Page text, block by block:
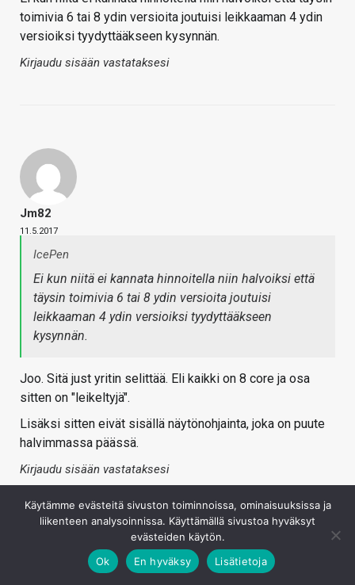
toimivia 6 tai 8 ydin versioita joutuisi leikkaaman 4 ydin
versioiksi tyydyttääkseen kysynnän.
Kirjaudu sisään vastataksesi
Jm82
11.5.2017
IcePen
Ei kun niitä ei kannata hinnoitella niin halvoiksi että
täysin toimivia 6 tai 8 ydin versioita joutuisi
leikkaaman 4 ydin versioiksi tyydyttääkseen
kysynnän.
Joo. Sitä just yritin selittää. Eli kaikki on 8 core ja osa
sitten on "leikeltyjä".
Lisäksi sitten eivät sisällä näytönohjainta, joka on puute
halvimmassa päässä.
Kirjaudu sisään vastataksesi
1 2
Käytämme evästeitä sivuston toiminnoissa, ominaisuuksissa ja
liikenteen analysoinnissa. Käyttämällä sivustoa hyväksyt
evästeiden käytön.
Ok
En hyväksy Lisätietoja